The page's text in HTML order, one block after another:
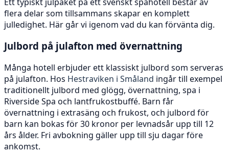
flera delar som tillsammans skapar en komplett
julledighet. Här går vi igenom vad du kan förvänta dig.
Julbord på julafton med övernattning
Många hotell erbjuder ett klassiskt julbord som serveras
på julafton. Hos Hestraviken i Småland ingår till exempel
traditionellt julbord med glögg, övernattning, spa i
Riverside Spa och lantfrukostbuffé. Barn får
övernattning i extrasäng och frukost, och julbord för
barn kan bokas för 30 kronor per levnadsår upp till 12
års ålder. Fri avbokning gäller upp till sju dagar före
ankomst.